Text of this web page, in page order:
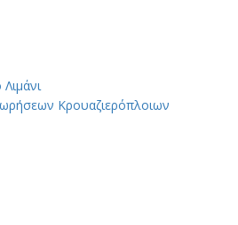
Κρουαζιερόπλοιων